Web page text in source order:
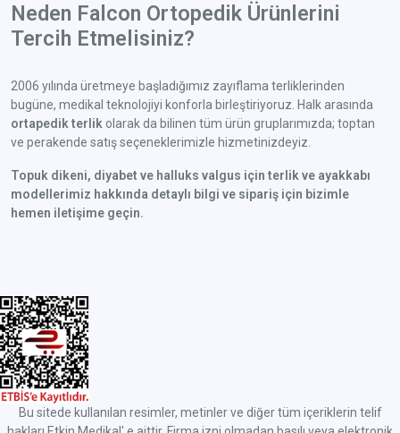
Neden Falcon Ortopedik Ürünlerini
Tercih Etmelisiniz?
2006 yılında üretmeye başladığımız zayıflama terliklerinden
bugüne, medikal teknolojiyi konforla birleştiriyoruz. Halk arasında
ortapedik terlik olarak da bilinen tüm ürün gruplarımızda; toptan
ve perakende satış seçeneklerimizle hizmetinizdeyiz.
Topuk dikeni, diyabet ve halluks valgus için terlik ve ayakkabı
modellerimiz hakkında detaylı bilgi ve sipariş için bizimle
hemen iletişime geçin.
Bu sitede kullanılan resimler, metinler ve diğer tüm içeriklerin telif